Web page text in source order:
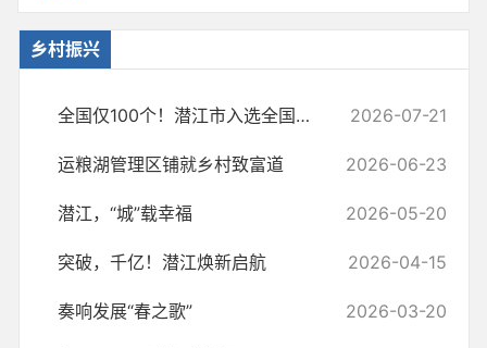
乡村振兴
全国仅100个！潜江市入选全国农村电商快递协同发展示范区 2026-07-21
运粮湖管理区铺就乡村致富道 2026-06-23
潜江，“城”载幸福 2026-05-20
突破，千亿！潜江焕新启航 2026-04-15
奏响发展“春之歌” 2026-03-20